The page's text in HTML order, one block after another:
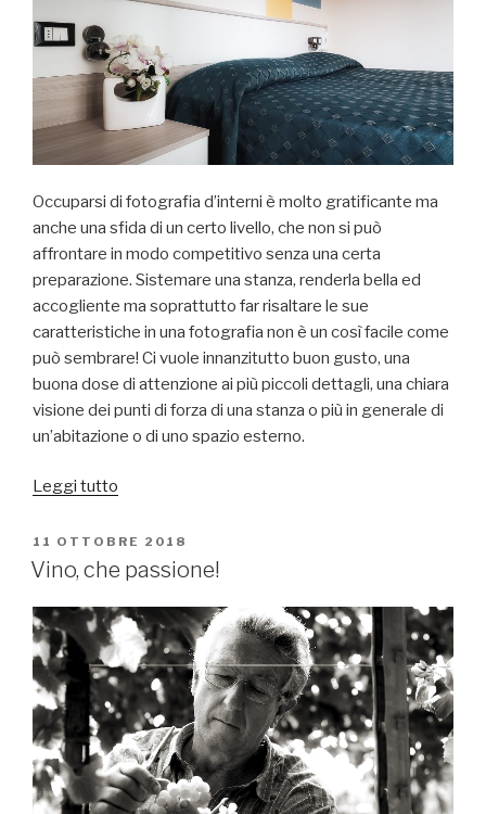
Occuparsi di fotografia d’interni è molto gratificante ma
anche una sfida di un certo livello, che non si può
affrontare in modo competitivo senza una certa
preparazione. Sistemare una stanza, renderla bella ed
accogliente ma soprattutto far risaltare le sue
caratteristiche in una fotografia non è un così facile come
può sembrare! Ci vuole innanzitutto buon gusto, una
buona dose di attenzione ai più piccoli dettagli, una chiara
visione dei punti di forza di una stanza o più in generale di
un’abitazione o di uno spazio esterno.
Leggi tutto
quando
un’immagine
fa
sentire
a
casa!”
PUBBLICATO
IL
11 OTTOBRE 2018
Vino, che passione!